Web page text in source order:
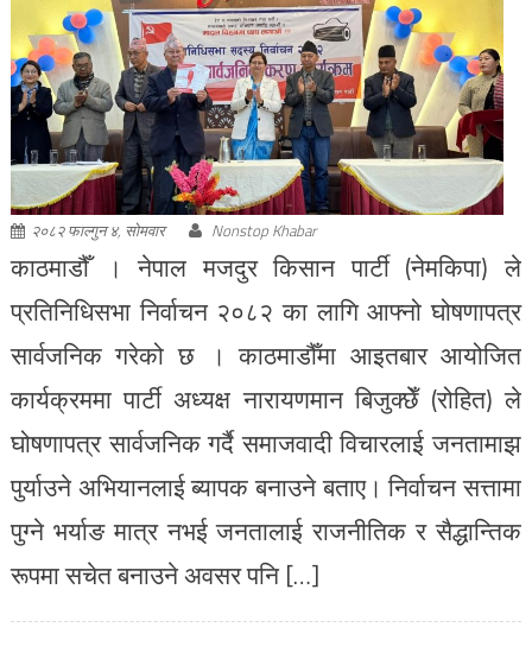
२०८२ फाल्गुन ४, सोमवार Nonstop Khabar
काठमाडौँ । नेपाल मजदुर किसान पार्टी (नेमकिपा) ले
प्रतिनिधिसभा निर्वाचन २०८२ का लागि आफ्नो घोषणापत्र
सार्वजनिक गरेको छ । काठमाडौँमा आइतबार आयोजित
कार्यक्रममा पार्टी अध्यक्ष नारायणमान बिजुक्छेँ (रोहित) ले
घोषणापत्र सार्वजनिक गर्दै समाजवादी विचारलाई जनतामाझ
पुर्याउने अभियानलाई ब्यापक बनाउने बताए। निर्वाचन सत्तामा
पुग्ने भर्याङ मात्र नभई जनतालाई राजनीतिक र सैद्धान्तिक
रूपमा सचेत बनाउने अवसर पनि […]